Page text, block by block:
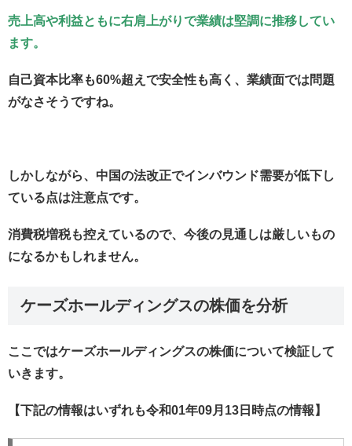
売上高や利益ともに右肩上がりで業績は堅調に推移してい
ます。
自己資本比率も60%超えで安全性も高く、業績面では問題
がなさそうですね。
しかしながら、中国の法改正でインバウンド需要が低下し
ている点は注意点です。
消費税増税も控えているので、今後の見通しは厳しいもの
になるかもしれません。
ケーズホールディングスの株価を分析
ここではケーズホールディングスの株価について検証して
いきます。
【下記の情報はいずれも令和01年09月13日時点の情報】